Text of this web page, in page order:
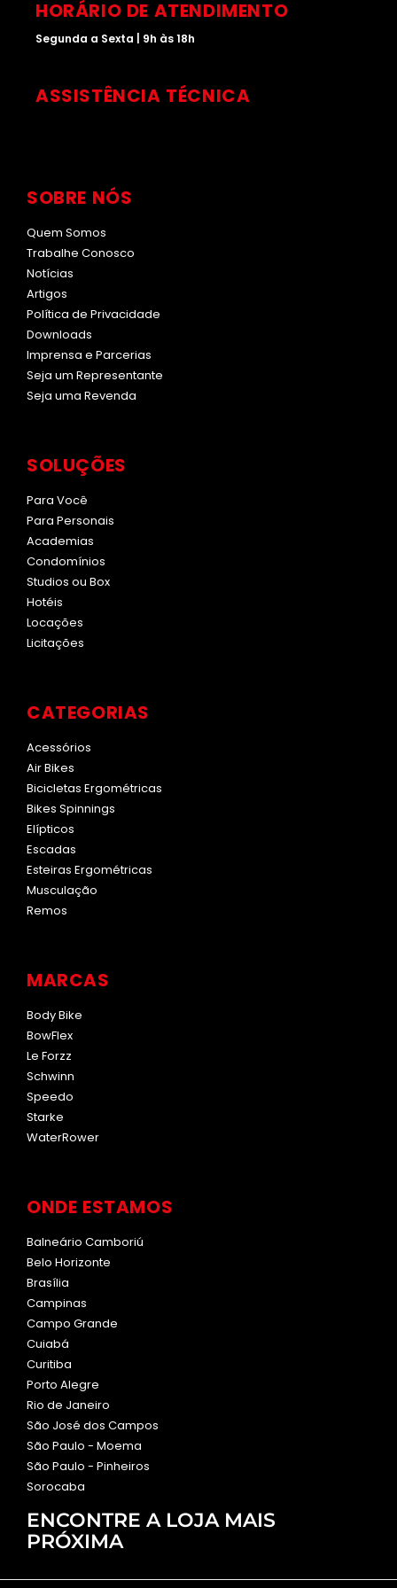
HORÁRIO DE ATENDIMENTO
Segunda a Sexta | 9h às 18h
ASSISTÊNCIA TÉCNICA
SOBRE NÓS
Quem Somos
Trabalhe Conosco
Notícias
Artigos
Política de Privacidade
Downloads
Imprensa e Parcerias
Seja um Representante
Seja uma Revenda
SOLUÇÕES
Para Você
Para Personais
Academias
Condomínios
Studios ou Box
Hotéis
Locações
Licitações
CATEGORIAS
Acessórios
Air Bikes
Bicicletas Ergométricas
Bikes Spinnings
Elípticos
Escadas
Esteiras Ergométricas
Musculação
Remos
MARCAS
Body Bike
BowFlex
Le Forzz
Schwinn
Speedo
Starke
WaterRower
ONDE ESTAMOS
Balneário Camboriú
Belo Horizonte
Brasília
Campinas
Campo Grande
Cuiabá
Curitiba
Porto Alegre
Rio de Janeiro
São José dos Campos
São Paulo - Moema
São Paulo - Pinheiros
Sorocaba
ENCONTRE A LOJA MAIS
PRÓXIMA